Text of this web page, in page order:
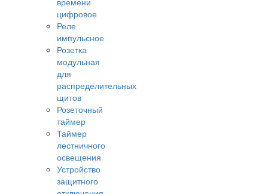
цифровое
Реле
импульсное
Розетка
модульная
для
распределительных
щитов
Розеточный
таймер
Таймер
лестничного
освещения
Устройство
защитного